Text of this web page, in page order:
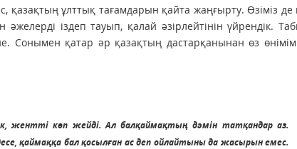
қазақтың ұлттық тағамдарын қайта жаңғырту. Өзіміз де
іздеп тауып, қалай әзірлейтінін үйрендік.
Сонымен қатар әр қазақтың дастарқанынан өз
жентті көп жейді. Ал балқаймақтың дәмін татқандар аз.
қаймаққа бал қосылған ас деп ойлайтыны да жасырын емес.